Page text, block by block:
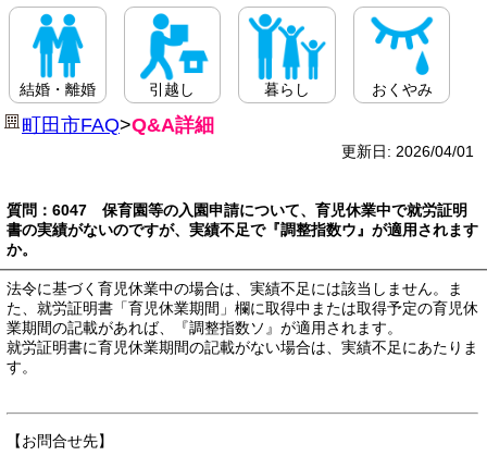
結婚・離婚 引越し 暮らし おくやみ
町田市FAQ>Q&A詳細
更新日: 2026/04/01
質問：6047 保育園等の入園申請について、育児休業中で就労証明
書の実績がないのですが、実績不足で『調整指数ウ』が適用されます
か。
法令に基づく育児休業中の場合は、実績不足には該当しません。ま
た、就労証明書「育児休業期間」欄に取得中または取得予定の育児休
業期間の記載があれば、『調整指数ソ』が適用されます。
就労証明書に育児休業期間の記載がない場合は、実績不足にあたりま
す。
【お問合せ先】